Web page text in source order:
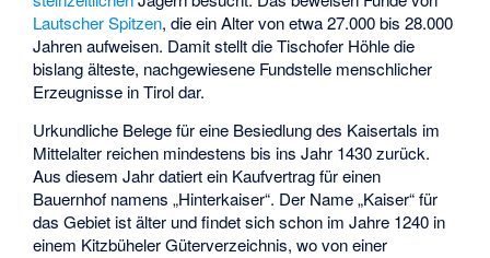
Lautscher Spitzen, die ein Alter von etwa 27.000 bis 28.000
Jahren aufweisen. Damit stellt die Tischofer Höhle die
bislang älteste, nachgewiesene Fundstelle menschlicher
Erzeugnisse in Tirol dar.
Urkundliche Belege für eine Besiedlung des Kaisertals im
Mittelalter reichen mindestens bis ins Jahr 1430 zurück.
Aus diesem Jahr datiert ein Kaufvertrag für einen
Bauernhof namens „Hinterkaiser“. Der Name „Kaiser“ für
das Gebiet ist älter und findet sich schon im Jahre 1240 in
einem Kitzbüheler Güterverzeichnis, wo von einer